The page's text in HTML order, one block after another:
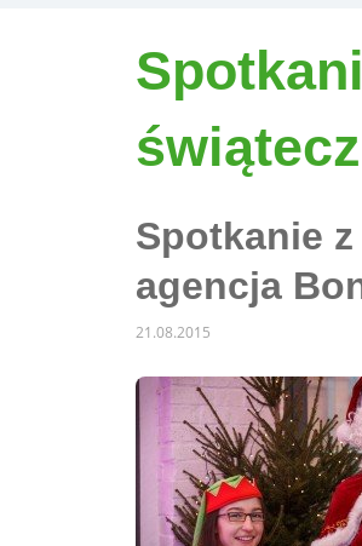
Spotkanie
agencja
21.08.2015